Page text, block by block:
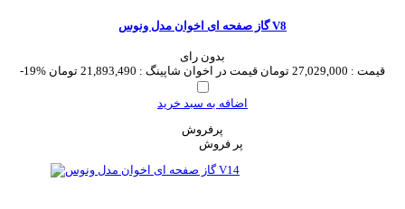
گاز صفحه ای اخوان مدل ونوس V8
بدون رای
-19%
قیمت : 27,029,000 تومان قیمت در اخوان شاپینگ : 21,893,490 تومان
اضافه به سبد خرید
پرفروش